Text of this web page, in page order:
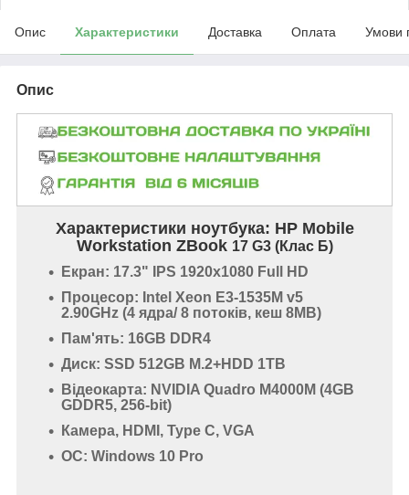
Опис Характеристики Доставка Оплата Умови
Опис
Характеристики ноутбука: HP Mobile
Workstation ZBook 17 G3 (Клас Б)
Екран: 17.3" IPS 1920x1080 Full HD
Процесор: Intel Xeon E3-1535M v5
2.90GHz (4 ядра/ 8 потоків, кеш 8MB)
Пам'ять: 16GB DDR4
Диск: SSD 512GB M.2+HDD 1TB
Відеокарта: NVIDIA Quadro M4000M (4GB
GDDR5, 256-bit)
Камера, HDMI, Type C, VGA
ОС: Windows 10 Pro